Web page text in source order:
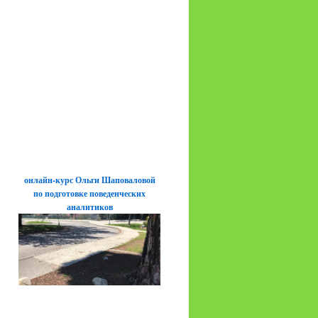
онлайн-курс Ольги Шаповаловой
по подготовке поведенческих
аналитиков